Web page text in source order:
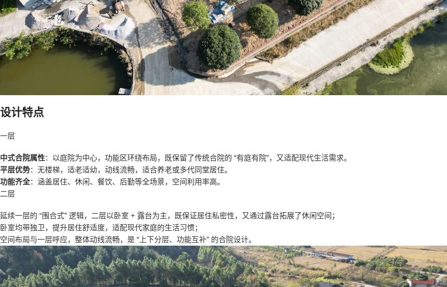
设计特点
一层
中式合院属性：以庭院为中心，功能区环绕布局，既保留了传统合院的 “有庭有院”，又适配现代生活需求。
平层优势：无楼梯，适老适幼，动线流畅，适合养老或多代同堂居住。
功能齐全：涵盖居住、休闲、餐饮、后勤等全场景，空间利用率高。
二层
延续一层的 “围合式” 逻辑，二层以卧室 + 露台为主，既保证居住私密性，又通过露台拓展了休闲空间；
卧室均带独卫，提升居住舒适度，适配现代家庭的生活习惯；
空间布局与一层呼应，整体动线流畅，是 “上下分层、功能互补” 的合院设计。